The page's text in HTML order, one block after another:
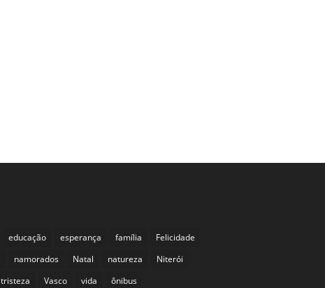
educação esperança família
Felicidade
namorados Natal natureza
Niterói
tristeza Vasco vida ônibus